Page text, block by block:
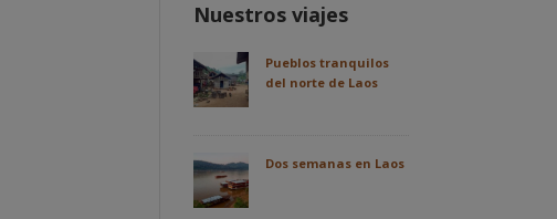
Nuestros viajes
Pueblos tranquilos
del norte de Laos
Dos semanas en Laos